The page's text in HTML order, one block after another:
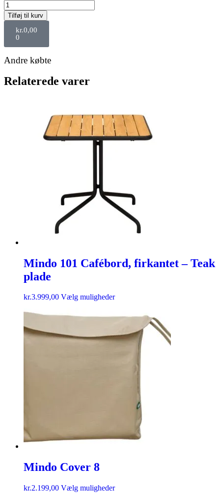
Tilføj til kurv
kr.0,00
0
Andre købte
Relaterede varer
Mindo 101 Cafébord, firkantet – Teak
plade
kr.3.999,00 Vælg muligheder
Mindo Cover 8
kr.2.199,00 Vælg muligheder